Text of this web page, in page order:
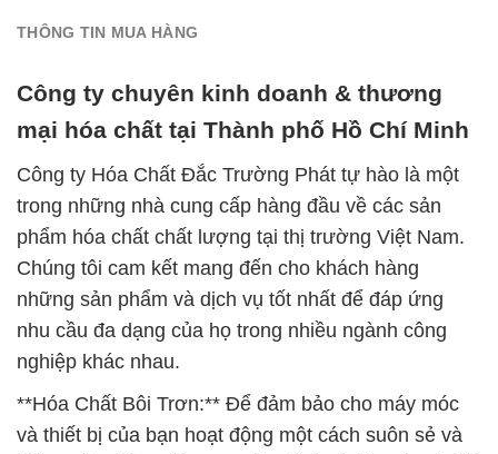
THÔNG TIN MUA HÀNG
Công ty chuyên kinh doanh & thương
mại hóa chất tại Thành phố Hồ Chí Minh
Công ty Hóa Chất Đắc Trường Phát tự hào là một
trong những nhà cung cấp hàng đầu về các sản
phẩm hóa chất chất lượng tại thị trường Việt Nam.
Chúng tôi cam kết mang đến cho khách hàng
những sản phẩm và dịch vụ tốt nhất để đáp ứng
nhu cầu đa dạng của họ trong nhiều ngành công
nghiệp khác nhau.
**Hóa Chất Bôi Trơn:** Để đảm bảo cho máy móc
và thiết bị của bạn hoạt động một cách suôn sẻ và